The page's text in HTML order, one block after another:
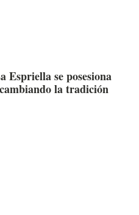
Espriella se posesiona
la tradición